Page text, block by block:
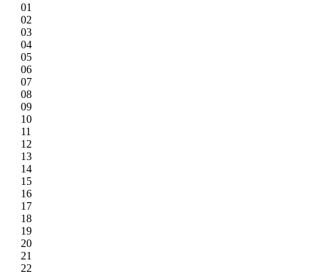
01
02
03
04
05
06
07
08
09
10
11
12
13
14
15
16
17
18
19
20
21
22